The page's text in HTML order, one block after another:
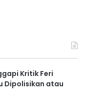
Kritik Feri
Dipolisikan atau